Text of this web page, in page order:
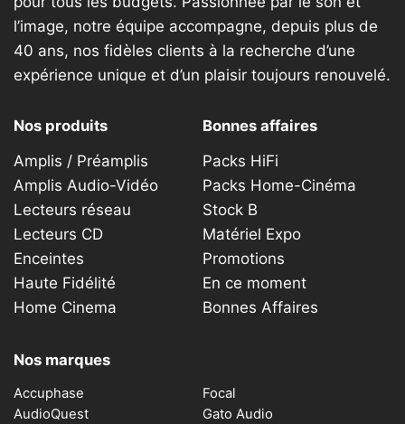
l’image, notre équipe accompagne, depuis plus de
40 ans, nos fidèles clients à la recherche d’une
expérience unique et d’un plaisir toujours renouvelé.
Nos produits
Amplis / Préamplis
Amplis Audio-Vidéo
Lecteurs réseau
Lecteurs CD
Enceintes
Haute Fidélité
Home Cinema
Bonnes affaires
Packs HiFi
Packs Home-Cinéma
Stock B
Matériel Expo
Promotions
En ce moment
Bonnes Affaires
Nos marques
Accuphase
AudioQuest
Focal
Gato Audio